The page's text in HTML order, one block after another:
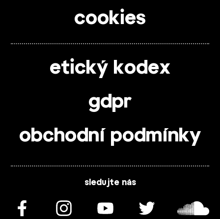
cookies
etický kodex
gdpr
obchodní podmínky
sledujte nás